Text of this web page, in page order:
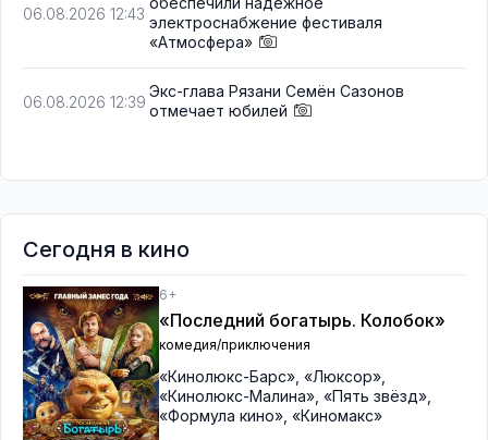
06.08.2026 12:43 электроснабжение фестиваля
«Атмосфера»
06.08.2026 12:39
Экс-глава Рязани Семён Сазонов
отмечает юбилей
Сегодня в кино
6+
«Последний богатырь. Колобок»
комедия/приключения
«Кинолюкс-Барс» «Люксор»
«Кинолюкс-Малина» «Пять звёзд»
«Формула кино» «Киномакс»